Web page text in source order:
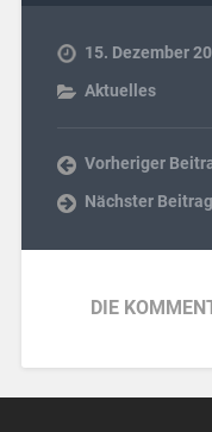
15. Dezember
Aktuelles
Vorheriger
Nächster Beitrag
DIE